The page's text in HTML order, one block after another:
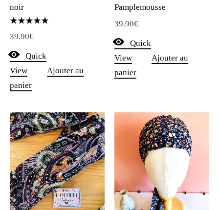
5.00
39.90€
Quick
View
panier
39.90€
Quick
View
panier